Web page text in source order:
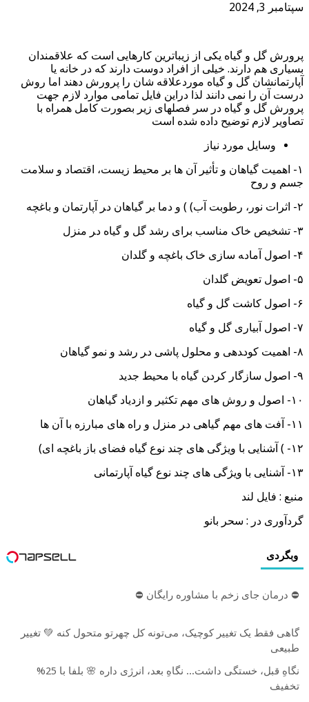
سپتامبر 3, 2024
پرورش گل و گیاه یکی از زیباترین کارهایی است که علاقمندان
بسیاری هم دارند. خیلی از افراد دوست دارند که در خانه یا
آپارتمانشان گل و گیاه موردعلاقه شان را پرورش دهند اما روش
درست آن را نمی دانند لذا دراین فایل تمامی موارد لازم جهت
پرورش گل و گیاه در سر فصلهای زیر بصورت کامل همراه با
تصاویر لازم توضیح داده شده است
وﺳﺎﯾﻞ ﻣﻮرد ﻧﯿﺎز
۱- اﻫﻤﯿﺖ ﮔﯿﺎﻫﺎن و ﺗﺄﺛﯿﺮ آن ﻫﺎ ﺑﺮ ﻣﺤﯿﻂ زﯾﺴﺖ، اﻗﺘﺼﺎد و ﺳﻼﻣﺖ
ﺟﺴﻢ و روح
۲- اﺛﺮات ﻧﻮر، رﻃﻮﺑﺖ آب) ) و دﻣﺎ ﺑﺮ ﮔﯿﺎﻫﺎن دﺮ آﭘﺎرﺗﻤﺎن و ﺑﺎﻏﭽﻪ
۳- ﺗﺸﺨﯿﺺ ﺧﺎک ﻣﻨﺎﺳﺐ ﺑﺮای رﺷﺪ ﮔﻞ و ﮔﯿﺎه دﺮ ﻣﻨﺰل
۴- اﺻﻮل آﻣﺎدﻪ ﺳﺎزی ﺧﺎک ﺑﺎﻏﭽﻪ و ﮔﻠﺪان
۵- اﺻﻮل ﺗﻌﻮﯾﺾ ﮔﻠﺪان
۶- اﺻﻮل ﮐﺎﺷﺖ ﮔﻞ و ﮔﯿﺎه
۷- اﺻﻮل آﺑﯿﺎری ﮔﻞ و ﮔﯿﺎه
۸- اﻫﻤﯿﺖ ﮐﻮدﺪﻫﯽ و ﻣﺤﻠﻮل ﭘﺎﺷﯽ دﺮ رﺷﺪ و ﻧﻤﻮ ﮔﯿﺎﻫﺎن
۹- اﺻﻮل ﺳﺎزﮔﺎر ﮐﺮدﻦ ﮔﯿﺎه ﺑﺎ ﻣﺤﯿﻂ ﺟﺪﯾﺪ
۱۰- اﺻﻮل و روش ﻫﺎی ﻣﻬﻢ ﺗﮑﺜﯿﺮ و ازدﯾﺎد ﮔﯿﺎﻫﺎن
۱۱- آﻓﺖ ﻫﺎی ﻣﻬﻢ ﮔﯿﺎﻫﯽ دﺮ ﻣﻨﺰل و راه ﻫﺎی ﻣﺒﺎرزه ﺑﺎ آن ﻫﺎ
۱۲- ) آﺷﻨﺎﯾﯽ ﺑﺎ وﯾﮋﮔﻰ ﻫﺎى ﭼﻨﺪ ﻧﻮع ﮔﯿﺎه ﻓﻀﺎی ﺑﺎز ﺑﺎﻏﭽﻪ ای)
۱۳- آﺷﻨﺎﯾﯽ ﺑﺎ وﯾﮋﮔﯽ ﻫﺎی ﭼﻨﺪ ﻧﻮع ﮔﯿﺎه آﭘﺎرﺗﻤﺎﻧﯽ
منبع : فایل لند
گردآوری در : سحر بانو
وبگردی
⛔ درمان جای زخم با مشاوره رایگان ⛔
گاهی فقط یک تغییر کوچیک، می‌تونه کل چهرتو متحول کنه 💚 تغییر
طبیعی
نگاهِ قبل، خستگی داشت... نگاهِ بعد، انرژی داره 🌸 بلفا با 25%
تخفیف